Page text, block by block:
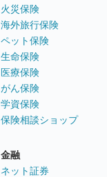
火災保険
海外旅行保険
ペット保険
生命保険
医療保険
がん保険
学資保険
保険相談ショップ
金融
ネット証券